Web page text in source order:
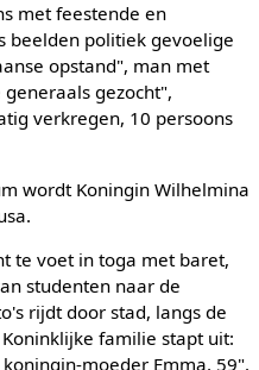
met feestende en
beelden politiek gevoelige
opstand", man met
gezocht",
verkregen, 10 persoons
wordt Koningin Wilhelmina
te voet in toga met baret,
studenten naar de
rijdt door stad, langs de
familie stapt uit:
moeder Emma, 59".